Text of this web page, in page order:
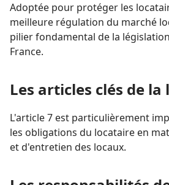
Adoptée pour protéger les
meilleure régulation du marché
pilier fondamental de la
France.
Les articles clés de la
L'article 7 est particulièrement
les obligations du locataire en
et d'entretien des locaux.